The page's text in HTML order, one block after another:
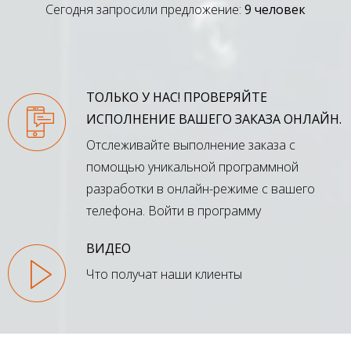
Сегодня запросили предложение: 9 человек
ТОЛЬКО У НАС! ПРОВЕРЯЙТЕ
ИСПОЛНЕНИЕ ВАШЕГО ЗАКАЗА ОНЛАЙН.
Отслеживайте выполнение заказа с
помощью уникальной программной
разработки в онлайн-режиме с вашего
телефона. Войти в программу
ВИДЕО
Что получат наши клиенты